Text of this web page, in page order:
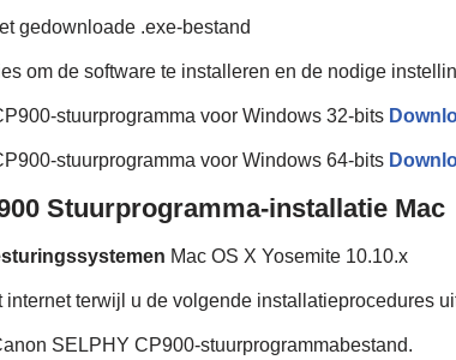
gedownloade .exe-bestand
om de software te installeren en de nodige
stuurprogramma voor Windows 32-bits
stuurprogramma voor Windows 64-bits
Stuurprogramma-installatie Mac
Mac OS X Yosemite 10.10.x
internet terwijl u de volgende installatieprocedures
SELPHY CP900-stuurprogrammabestand.